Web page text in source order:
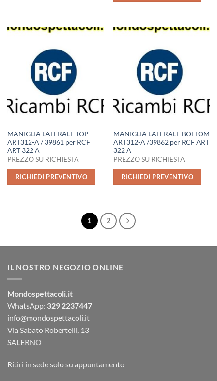
MANIGLIA LATERALE TOP
ART312-A / 39861 per RCF
ART 322 A
PREZZO SU RICHIESTA
RICHIEDI PREVENTIVO
MANIGLIA LATERALE BOTTOM
ART312-A /39862 per RCF ART
322 A
PREZZO SU RICHIESTA
RICHIEDI PREVENTIVO
1 2
IL NOSTRO NEGOZIO ONLINE
Mondospettacoli.it
WhatsApp: 329 2237447
info@mondospettacoli.it
Via Sabato Robertelli, 13
SALERNO
Ritiri in sede solo su appuntamento